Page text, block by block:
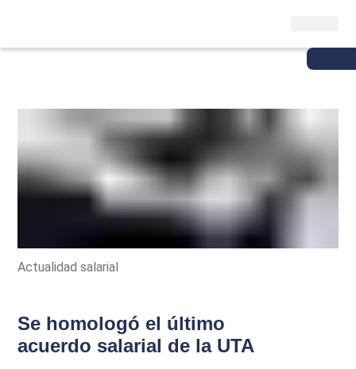
Actualidad salarial
Se homologó el último
acuerdo salarial de la UTA